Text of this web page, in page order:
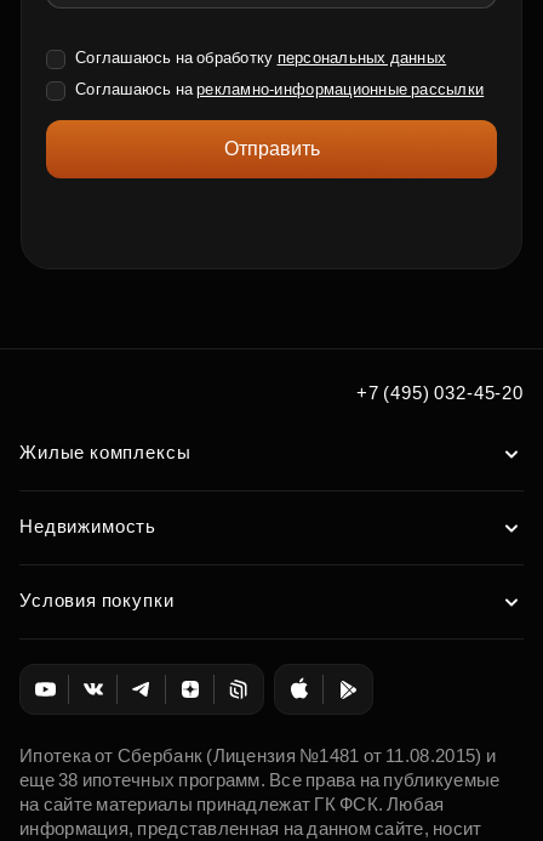
Соглашаюсь на обработку персональных данных
Соглашаюсь нарекламно-информационные рассылки
Отправить
+7 (495) 032-45-20
Жилые комплексы
Недвижимость
Условия покупки
Ипотека от Сбербанк (Лицензия №1481 от 11.08.2015) и
еще 38 ипотечных программ. Все права на публикуемые
на сайте материалы принадлежат ГК ФСК. Любая
информация, представленная на данном сайте, носит